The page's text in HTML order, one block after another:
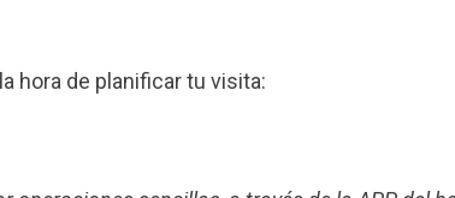
hora de planificar tu visita: